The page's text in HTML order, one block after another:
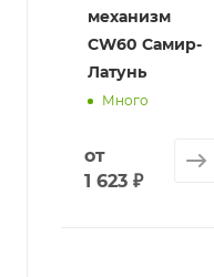
механизм
CW60 Самир-
Латунь
Много
от
1 623 ₽